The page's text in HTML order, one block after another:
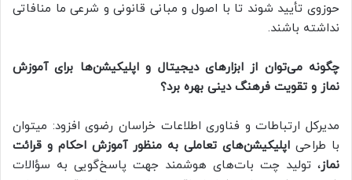
حوزوی تأیید شوند تا با اصول و مبانی قانونی و شرعی ما منافاتی
نداشته باشند.
چگونه می‌توان از ابزارهای دیجیتال و اپلیکیشن‌ها برای آموزش
نماز و تقویت فرهنگ دینی بهره برد؟
مدیرکل ارتباطات و فناوری اطلاعات خراسان رضوی افزود: میتوان
با طراحی اپلیکیشن‌های تعاملی به منظور آموزش احکام و قرائت
نماز، تولید چت‌ بات‌های هوشمند جهت پاسخ‌گویی به سؤالات